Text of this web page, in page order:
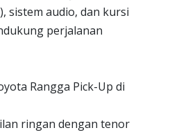
sistem audio, dan kursi
perjalanan
Rangga Pick-Up di
ringan dengan tenor